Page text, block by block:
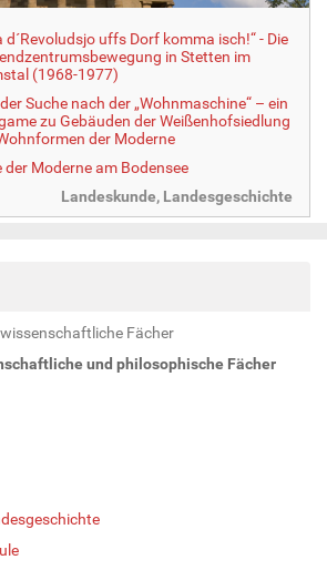
d´Revoludsjo uffs Dorf komma isch!“ - Die
in Stetten im
(1968-1977)
Suche nach der „Wohnmaschine“ – ein
zu Gebäuden der Weißenhofsiedlung
der Moderne
der Moderne am Bodensee
Landeskunde, Landesgeschichte
Fächer
und philosophische Fächer